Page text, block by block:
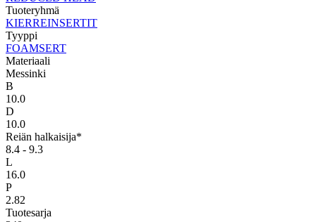
Tuoteryhmä
KIERREINSERTIT
Tyyppi
FOAMSERT
Materiaali
Messinki
B
10.0
D
10.0
Reiän halkaisija*
8.4 - 9.3
L
16.0
P
2.82
Tuotesarja